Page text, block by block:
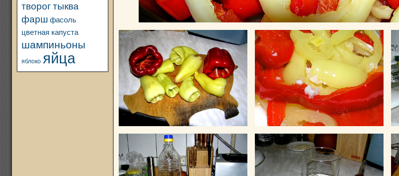
творогтыква
фарш фасоль
цветная капуста
шампиньоны
яблоко яйца